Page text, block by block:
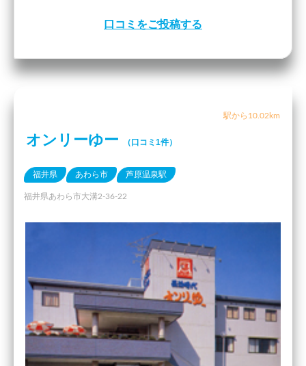
口コミをご投稿する
駅から10.02km
オンリーゆー （口コミ1件）
福井県 あわら市 芦原温泉駅
福井県あわら市大溝2-36-22